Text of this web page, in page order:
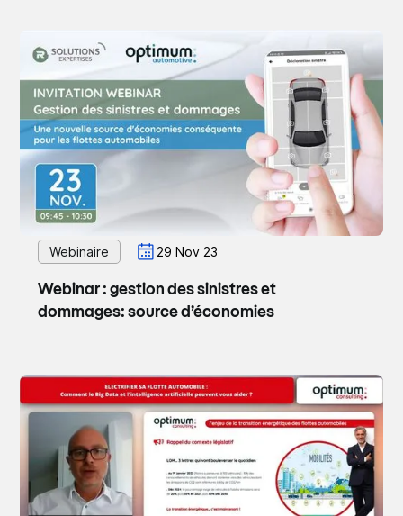
Webinaire 29 Nov 23
Webinar : gestion des sinistres et
dommages: source d’économies